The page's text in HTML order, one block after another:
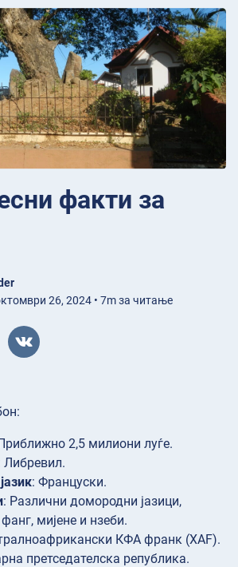
факти за
26, 2024 • 7m за читање
2,5 милиони луѓе.
Либревил.
: Француски.
: Различни домородни јазици,
мијене и нзеби.
КФА франк (XAF).
претседателска република.